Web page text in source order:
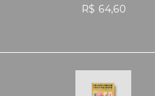
R$ 64,60